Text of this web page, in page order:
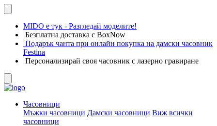
MIDO е тук - Разгледай моделите!
Безплатна доставка с BoxNow
Подарък чанта при онлайн покупка на дамски часовник
Festina
Персонализирай своя часовник с лазерно гравиране
Часовници
Мъжки часовници Дамски часовници Виж всички
часовници